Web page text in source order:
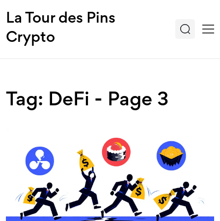
La Tour des Pins
Crypto
Tag: DeFi - Page 3